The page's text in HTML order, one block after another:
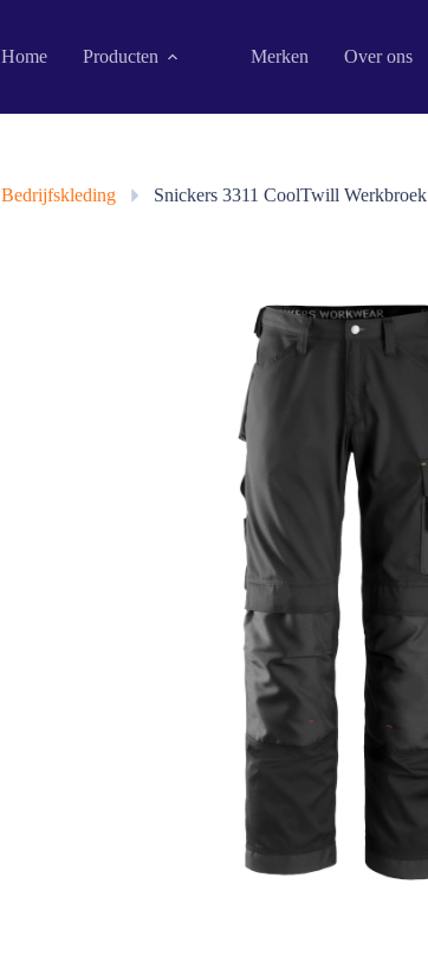
Home Producten Merken Over ons
Bedrijfskleding » Snickers 3311 CoolTwill Werkbroek